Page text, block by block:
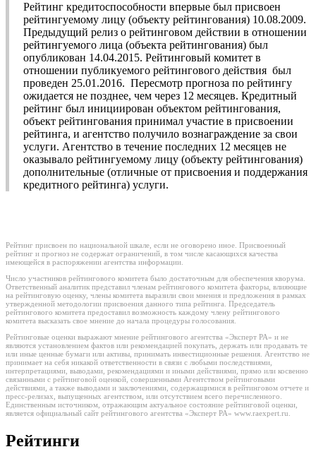
Рейтинг кредитоспособности впервые был присвоен
рейтингуемому лицу (объекту рейтингования) 10.08.2009.
Предыдущий релиз о рейтинговом действии в отношении
рейтингуемого лица (объекта рейтингования) был
опубликован 14.04.2015. Рейтинговый комитет в
отношении публикуемого рейтингового действия был
проведен 25.01.2016. Пересмотр прогноза по рейтингу
ожидается не позднее, чем через 12 месяцев. Кредитный
рейтинг был инициирован объектом рейтингования,
объект рейтингования принимал участие в присвоении
рейтинга, и агентство получило вознаграждение за свои
услуги. Агентство в течение последних 12 месяцев не
оказывало рейтингуемому лицу (объекту рейтингования)
дополнительные (отличные от присвоения и поддержания
кредитного рейтинга) услуги.
Рейтинг присвоен по национальной шкале, если не оговорено иное. Присвоенный
рейтинг и прогноз не содержат ограничений, в том числе касающихся качества
имеющейся в распоряжении агентства информации.
Число участников рейтингового комитета было достаточным для обеспечения кворума.
Ответственный аналитик представил членам рейтингового комитета факторы, влияющие
на рейтинговую оценку, члены комитета выразили свои мнения и предложения в рамках
утвержденной методологии присвоения данного типа рейтинга. Председатель
рейтингового комитета предоставил возможность каждому члену рейтингового
комитета высказать свое мнение до начала процедуры голосования.
Рейтинговые оценки выражают мнение рейтингового агентства «Эксперт РА» и не
являются установлением фактов или рекомендацией покупать, держать или продавать те
или иные ценные бумаги или активы, принимать инвестиционные решения. Агентство не
принимает на себя никакой ответственности в связи с любыми последствиями,
интерпретациями, выводами, рекомендациями и иными действиями, прямо или косвенно
связанными с рейтинговой оценкой, совершенными Агентством рейтинговыми
действиями, а также выводами и заключениями, содержащимися в рейтинговом отчете и
пресс-релизах, выпущенных агентством, или отсутствием всего перечисленного.
Единственным источником, отражающим актуальное состояние рейтинговой оценки,
является официальный сайт рейтингового агентства «Эксперт РА» www.raexpert.ru.
Рейтинги